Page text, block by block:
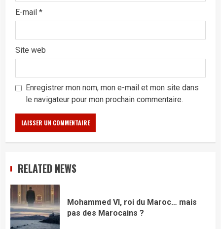
E-mail *
Site web
Enregistrer mon nom, mon e-mail et mon site dans
le navigateur pour mon prochain commentaire.
RELATED NEWS
Mohammed VI, roi du Maroc… mais
pas des Marocains ?